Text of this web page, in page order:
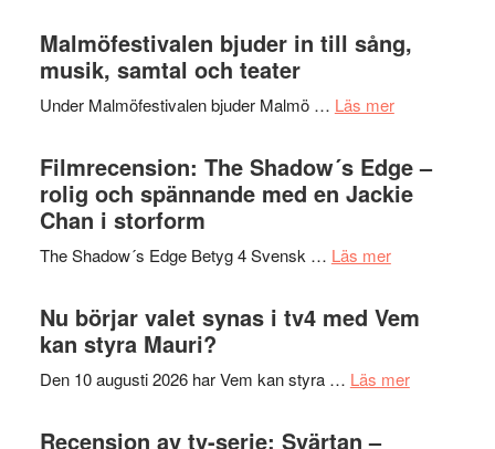
Hannes
Pöntinen
avslutar
Malmöfestivalen bjuder in till sång,
musik, samtal och teater
Under Malmöfestivalen bjuder Malmö … Läs merom
in
till
och
Filmrecension: The Shadow´s Edge –
rolig och spännande med en Jackie
Chan i storform
The Shadow´s Edge Betyg 4 Svensk … Läs merom
Shadow
Edge
Nu börjar valet synas i tv4 med Vem
kan styra Mauri?
Den 10 augusti 2026 har Vem kan styra … Läs merom
Recension av tv-serie: Svärtan –